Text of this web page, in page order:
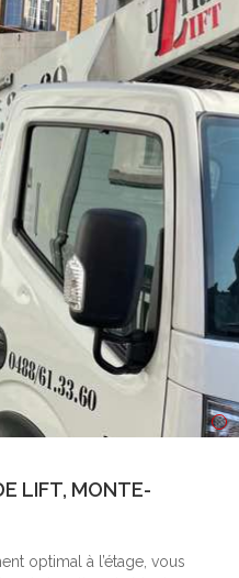
LIFT, MONTE-
optimal à l’étage, vous